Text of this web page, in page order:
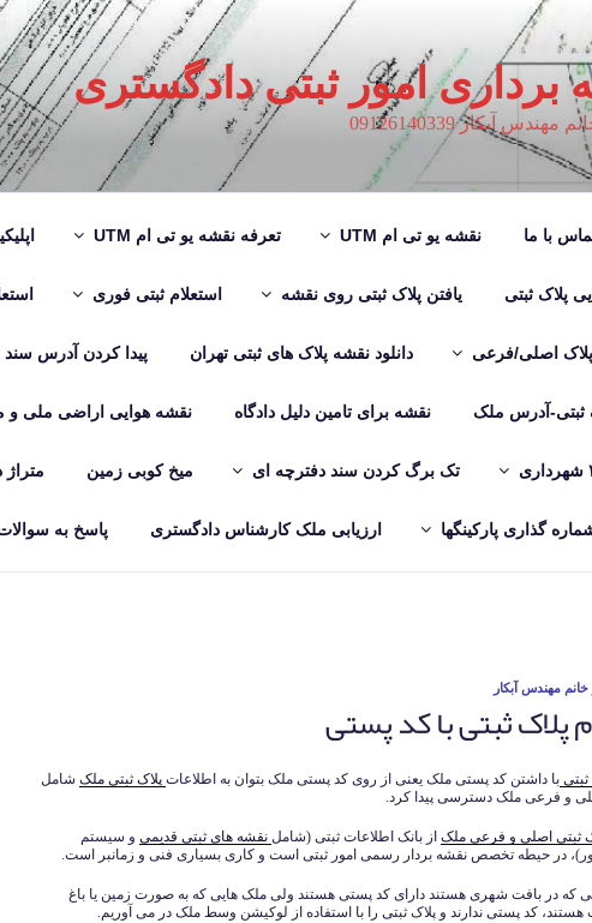
برداری امور ثبتی دادگستری
آبکار 09126140339
با ما نقشه یو تی ام UTM تعرفه نقشه یو تی ام UTM
پلاک ثبتی یافتن پلاک ثبتی روی نقشه استعلام ثبتی فوری
اصلی/فرعی دانلود نقشه پلاک های ثبتی تهران پیدا کردن آدرس
ثبتی-آدرس ملک نقشه برای تامین دلیل دادگاه نقشه هوایی اراضی ملی و
تک برگ کردن سند دفترچه ای میخ کوبی زمین متراژ
گذاری پارکینگها ارزیابی ملک کارشناس دادگستری پاسخ به
مهندس آبکار
پلاک ثبتی با کد پستی
ثبتی با داشتن کد پستی ملک یعنی از روی کد پستی ملک بتوان به اطلاعات پلاک ثبتی ملک شامل
و فرعی ملک دسترسی پیدا کرد.
ثبتی اصلی و فرعی ملک از بانک اطلاعات ثبتی (شامل نقشه های ثبتی قدیمی و سیستم
در حیطه تخصص نقشه بردار رسمی امور ثبتی است و کاری بسیاری فنی و زمانبر است.
که در بافت شهری هستند دارای کد پستی هستند ولی ملک هایی که به صورت زمین یا باغ
هستند، کد پستی ندارند و پلاک ثبتی را با استفاده از لوکیشن وسط ملک در می آوریم.